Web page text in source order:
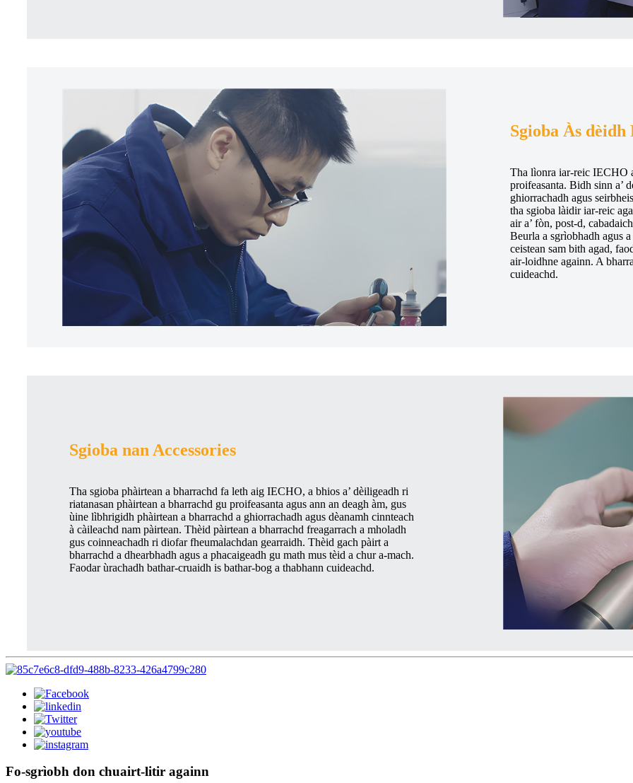
Sgioba Às dèidh
Tha lìonra iar-reic IECHO
proifeasanta. Bidh sinn a’
ghiorrachadh agus
tha sgioba làidir iar-reic
air a’ fòn, post-d,
Beurla a sgrìobhadh agus
ceistean sam bith agad,
air-loidhne againn. A
cuideachd.
Sgioba nan Accessories
Tha sgioba phàirtean a bharrachd fa leth aig IECHO, a bhios a’ dèiligeadh ri
riatanasan phàirtean a bharrachd gu proifeasanta agus ann an deagh àm, gus
ùine lìbhrigidh phàirtean a bharrachd a ghiorrachadh agus dèanamh cinnteach
à càileachd nam pàirtean. Thèid pàirtean a bharrachd freagarrach a mholadh
gus coinneachadh ri diofar fheumalachdan gearraidh. Thèid gach pàirt a
bharrachd a dhearbhadh agus a phacaigeadh gu math mus tèid a chur a-mach.
Faodar ùrachadh bathar-cruaidh is bathar-bog a thabhann cuideachd.
Fo-sgrìobh don chuairt-litir againn